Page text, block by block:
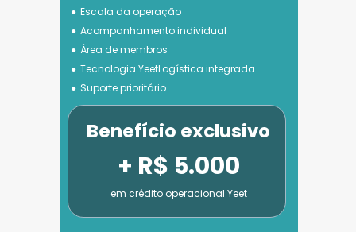
Escala da operação
Acompanhamento individual
Área de membros
Tecnologia YeetLogística integrada
Suporte prioritário
+ R$ 5.000
em crédito operacional Yeet
Benefício exclusivo